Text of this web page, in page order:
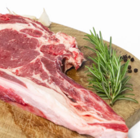
DETTAGLI